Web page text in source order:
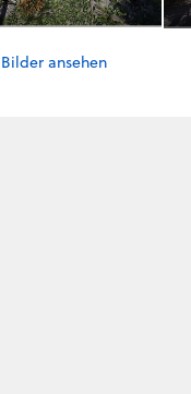
ansehen